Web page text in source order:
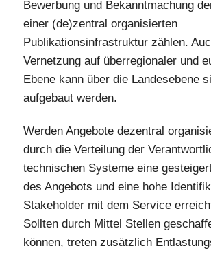
Bewerbung und Bekanntmachung
einer (de)zentral organisierten
Publikationsinfrastruktur zählen.
Vernetzung auf überregionaler und
Ebene kann über die Landesebene
aufgebaut werden.
Werden Angebote dezentral
durch die Verteilung der
technischen Systeme eine
des Angebots und eine hohe
Stakeholder mit dem Service
Sollten durch Mittel Stellen
können, treten zusätzlich